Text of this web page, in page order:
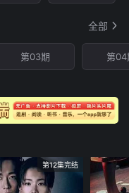
全部
第03期 第04
第12集完结